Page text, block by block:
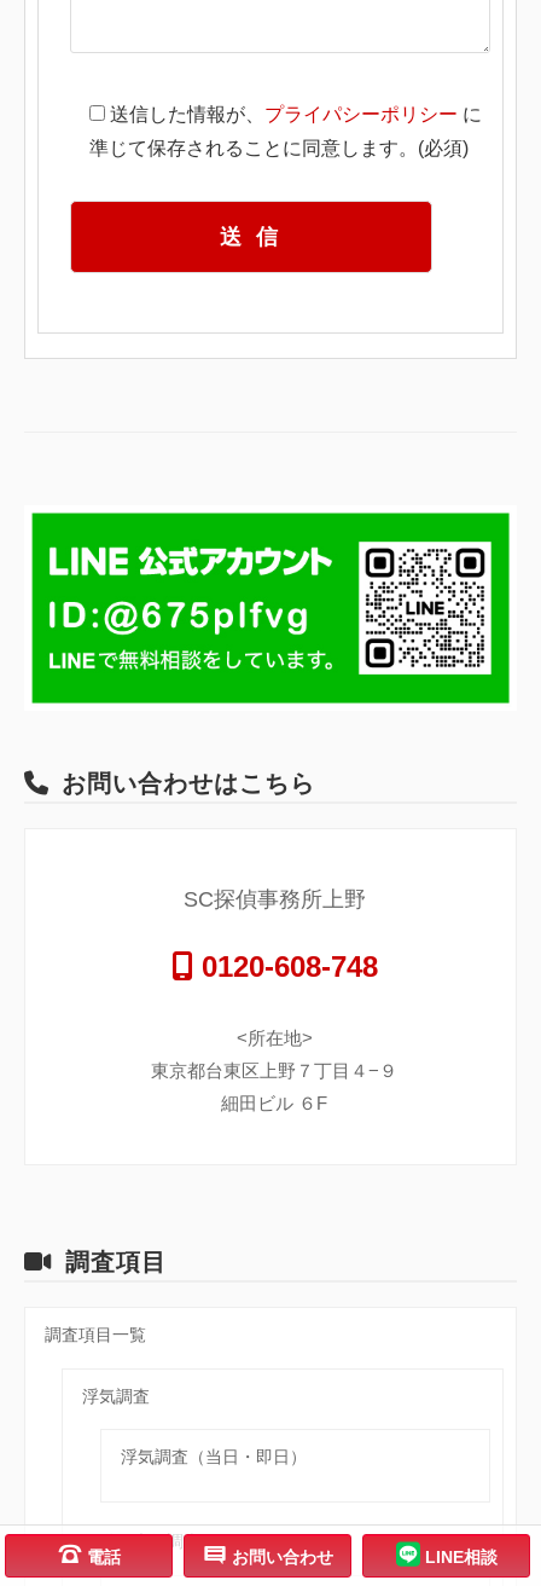
送信した情報が、 プライパシーポリシー に
準じて保存されることに同意します。(必須)
お問い合わせはこちら
SC探偵事務所上野
0120-608-748
<所在地>
東京都台東区上野７丁目４−９
細田ビル ６F
調査項目
調査項目一覧
浮気調査
浮気調査（当日・即日）
行動・素行調査
; 電話 h お問い合わせ LINE相談